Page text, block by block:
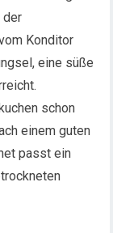
der
Konditor
eine süße
schon
einem guten
passt ein